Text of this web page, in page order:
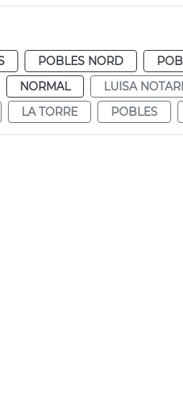
POBLES NORD
NORMAL LUISA
LA TORRE POBLES